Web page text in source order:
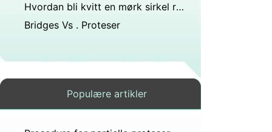
Hvordan bli kvitt en mørk sirkel rundt kronen av en tann
Bridges Vs . Proteser
Populære artikler